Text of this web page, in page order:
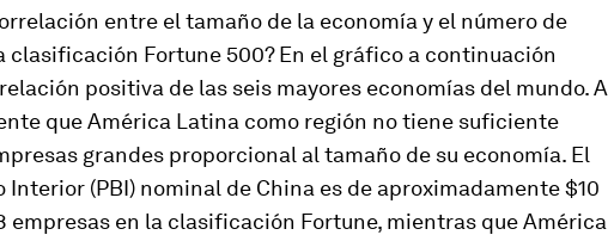
entre el tamaño de la economía y el número de
clasificación Fortune 500? En el gráfico a continuación
positiva de las seis mayores economías del mundo. A
que América Latina como región no tiene suficiente
grandes proporcional al tamaño de su economía. El
Interior (PBI) nominal de China es de aproximadamente $10
empresas en la clasificación Fortune, mientras que América